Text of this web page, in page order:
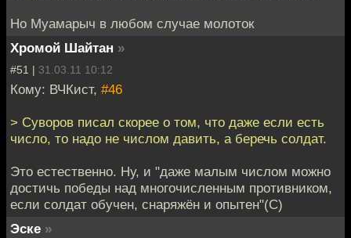
Но Муамарыч в любом случае молоток
Хромой Шайтан »
#51 | 31.03.11 10:12
Кому: ВЧКист, #46
> Суворов писал скорее о том, что даже если есть
число, то надо не числом давить, а беречь солдат.
Это естественно. Ну, и "даже малым числом можно
достичь победы над многочисленным противником,
если солдат обучен, снаряжён и опытен"(С)
Эске »